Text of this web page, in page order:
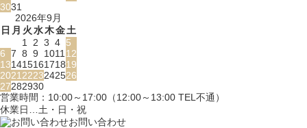
3031
2026年9月
日 月 火水木金土
1
2 3 4 5
6 7 8 9 1011 12
13141516171819
2021 2223242526
27282930
営業時間：10:00～17:00（12:00～13:00 TEL不通）
休業日…土・日・祝
お問い合わせ